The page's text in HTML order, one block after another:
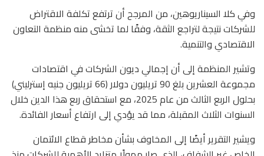
وفي كلا السيناريوهين، من المرجح أن ترتفع تكلفة الاقتراض
للشركات نتيجة لتراجع الثقة، وفقًا لما تخشى منه منظمة التعاون
الاقتصادي والتنمية.
وتشير المنظمة إلى أن إجمالي ديون الشركات في اقتصادات
مجموعة العشرين بلغ 90 تريليون دولار (66 تريليون جنيه إسترليني)
بحلول الربع الثالث من عام 2025، مع استحقاق ربع هذا الدين خلال
السنوات الثلاث المقبلة، مما قد يؤدي إلى ارتفاع أسعار الفائدة.
ويشير التقرير أيضًا إلى المخاوف بشأن مخاطر قطاع الائتمان